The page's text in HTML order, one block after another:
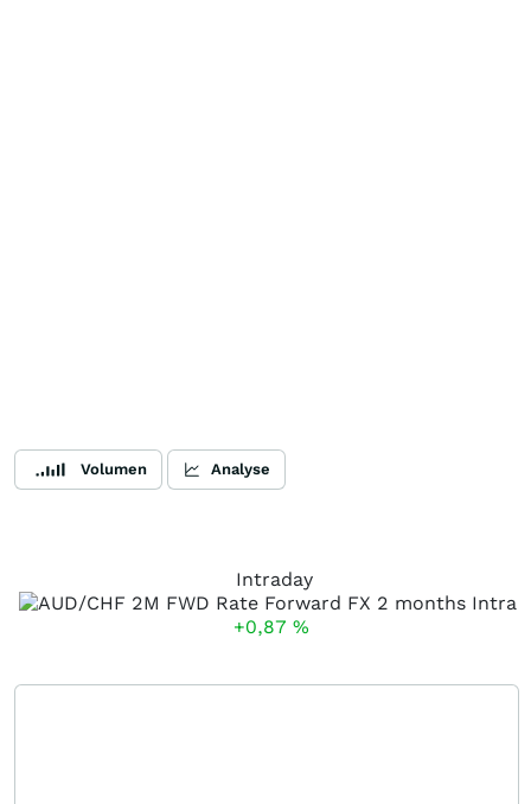
Volumen Analyse
Intraday
+0,87 %